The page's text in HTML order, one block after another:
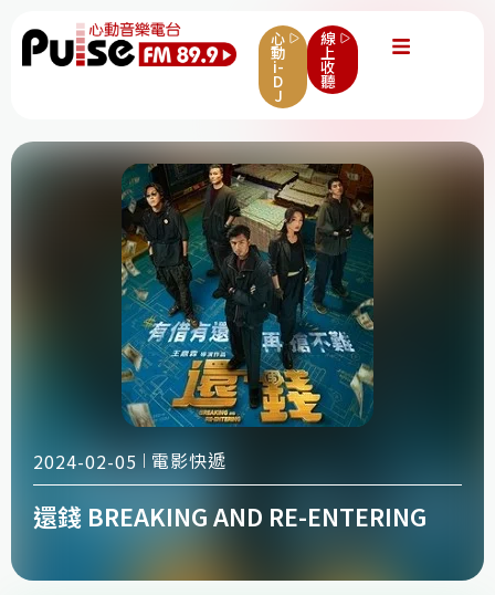
心
動
i-
D
J
線
上
收
聽
2024-02-05 電影快遞
還錢 BREAKING AND RE-ENTERING